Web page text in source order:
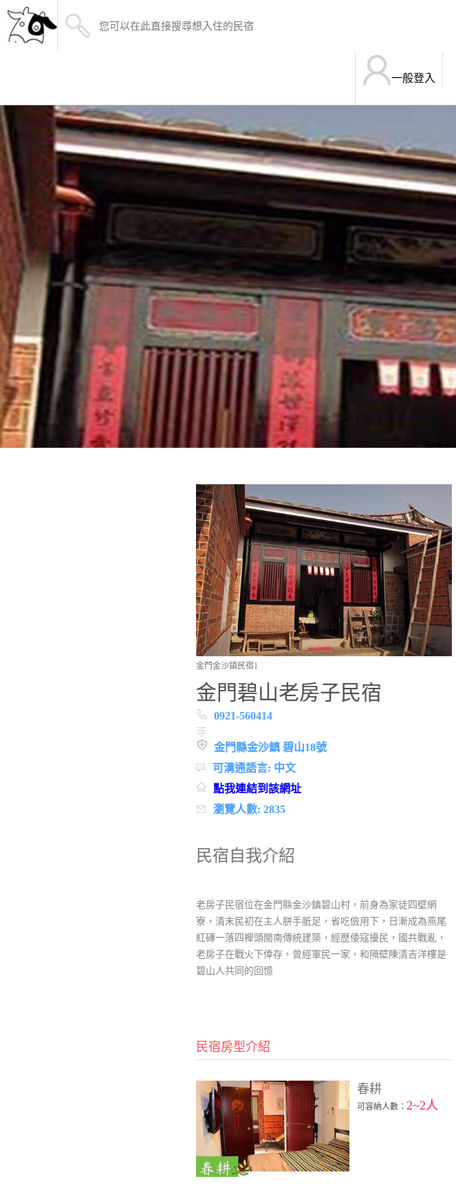
一般登入
金門金沙鎮民宿1
金門碧山老房子民宿
0921-560414
金門縣金沙鎮 碧山18號
可溝通語言: 中文
點我連結到該網址
瀏覽人數: 2835
民宿自我介紹
老房子民宿位在金門縣金沙鎮碧山村，前身為家徒四壁網
寮，清末民初在主人胼手胝足，省吃儉用下，日漸成為燕尾
紅磚一落四櫸頭閩南傳統建築，經歷倭寇擾民，國共戰亂，
老房子在戰火下倖存，曾經軍民一家，和隔壁陳清吉洋樓是
碧山人共同的回憶
民宿房型介紹
春耕
可容納人數： 2~2人